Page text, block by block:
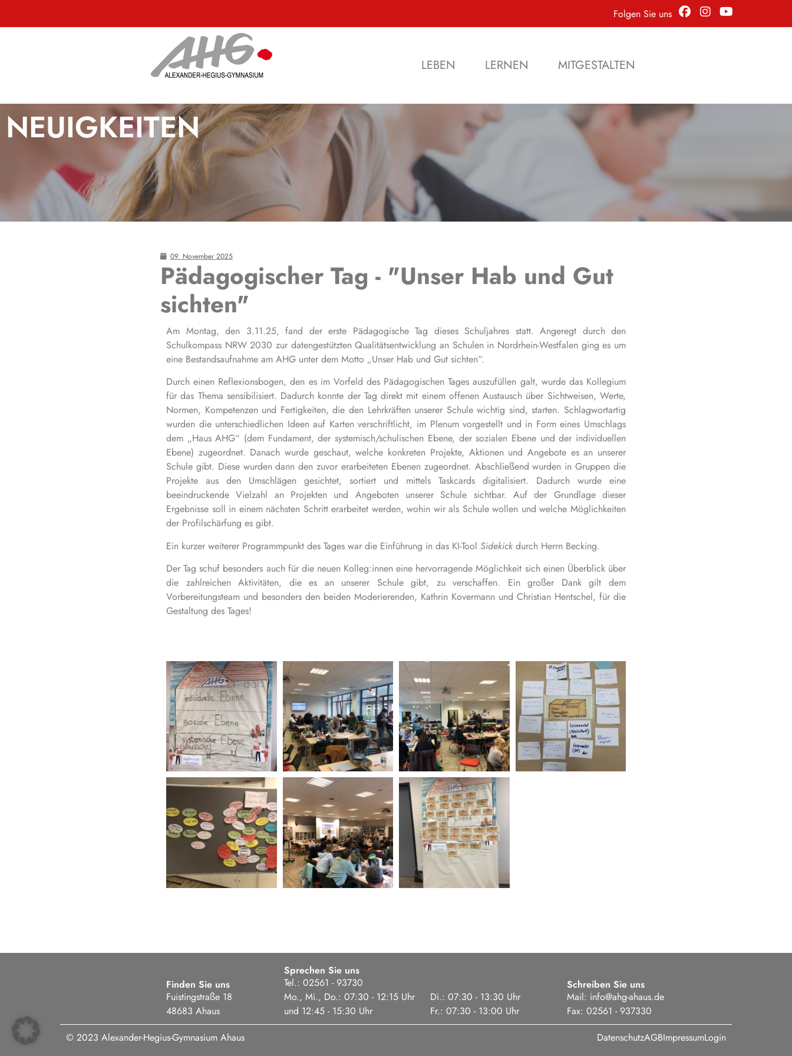
Folgen Sie uns
LEBEN LERNEN MITGESTALTEN
NEUIGKEITEN
09. November 2025
Pädagogischer Tag - "Unser Hab und Gut
sichten"
Am Montag, den 3.11.25, fand der erste Pädagogische Tag dieses Schuljahres statt. Angeregt durch den
Schulkompass NRW 2030 zur datengestützten Qualitätsentwicklung an Schulen in Nordrhein-Westfalen ging es um
eine Bestandsaufnahme am AHG unter dem Motto „Unser Hab und Gut sichten“.
Durch einen Reflexionsbogen, den es im Vorfeld des Pädagogischen Tages auszufüllen galt, wurde das Kollegium
für das Thema sensibilisiert. Dadurch konnte der Tag direkt mit einem offenen Austausch über Sichtweisen, Werte,
Normen, Kompetenzen und Fertigkeiten, die den Lehrkräften unserer Schule wichtig sind, starten. Schlagwortartig
wurden die unterschiedlichen Ideen auf Karten verschriftlicht, im Plenum vorgestellt und in Form eines Umschlags
dem „Haus AHG“ (dem Fundament, der systemisch/schulischen Ebene, der sozialen Ebene und der individuellen
Ebene) zugeordnet. Danach wurde geschaut, welche konkreten Projekte, Aktionen und Angebote es an unserer
Schule gibt. Diese wurden dann den zuvor erarbeiteten Ebenen zugeordnet. Abschließend wurden in Gruppen die
Projekte aus den Umschlägen gesichtet, sortiert und mittels Taskcards digitalisiert. Dadurch wurde eine
beeindruckende Vielzahl an Projekten und Angeboten unserer Schule sichtbar. Auf der Grundlage dieser
Ergebnisse soll in einem nächsten Schritt erarbeitet werden, wohin wir als Schule wollen und welche Möglichkeiten
der Profilschärfung es gibt.
Ein kurzer weiterer Programmpunkt des Tages war die Einführung in das KI-Tool Sidekick durch Herrn Becking.
Der Tag schuf besonders auch für die neuen Kolleg:innen eine hervorragende Möglichkeit sich einen Überblick über
die zahlreichen Aktivitäten, die es an unserer Schule gibt, zu verschaffen. Ein großer Dank gilt dem
Vorbereitungsteam und besonders den beiden Moderierenden, Kathrin Kovermann und Christian Hentschel, für die
Gestaltung des Tages!
Finden Sie uns
Fuistingstraße 18
48683 Ahaus
Sprechen Sie uns
Tel.: 02561 - 93730
Mo., Mi., Do.: 07:30 - 12:15 Uhr
und 12:45 - 15:30 Uhr
Di.: 07:30 - 13:30 Uhr
Fr.: 07:30 - 13:00 Uhr
Schreiben Sie uns
Mail: info@ahg-ahaus.de
Fax: 02561 - 937330
© 2023 Alexander-Hegius-Gymnasium Ahaus
DatenschutzAGBImpressumLogin